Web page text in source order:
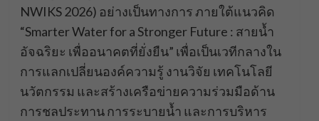
NWIKS 2026) อย่างเป็นทางการ ภายใต้แนวคิด
“Smarter Water for a Stronger Future : สายน้ำ
อัจฉริยะ เพื่ออนาคตที่ยั่งยืน” เพื่อเป็นเวทีกลางใน
การแลกเปลี่ยนองค์ความรู้ งานวิจัย เทคโนโลยี
นวัตกรรม และสร้างเครือข่ายความร่วมมือด้าน
การชลประทาน การระบายน้ำ และการบริหาร